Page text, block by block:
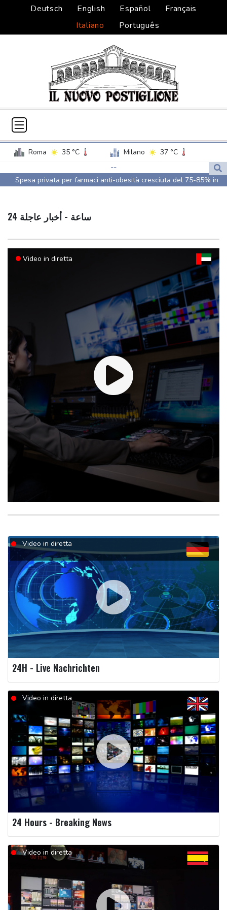
Deutsch English Español
Français
Italiano
Português
Roma 35 °C Milano
37 °C
Napoli
33 °C
--
Spesa privata per farmaci anti-obesità cresciuta del 75-85% in
rischio di meningioma
Cresce il consumo di psicofarmaci e antiepilettici tra bambini e
ragazzi
Al Gaslini primo intervento in Italia al cuore con la tecnica Ross-
Scabbia più resistente al trattamento terapeutico tradizionale, la
Moody's mette sotto revisione per un possibile miglioramento i
rating di Tim
Moody's mette sotto revisione per un possibile miglioramento i
rating di Tim
Nintendo, utile netto tra aprile e giugno balza del 53% a 810
milioni di euro
Nintendo, utile netto tra aprile e giugno balza del 53% a 810
milioni di euro
Il Messico annuncia misure per riprendere l'export di avocado
negli Usa
24 ساعة - أخبار عاجلة
Video in diretta
Video in diretta
24H - Live Nachrichten
Video in diretta
24 Hours - Breaking News
Video in diretta